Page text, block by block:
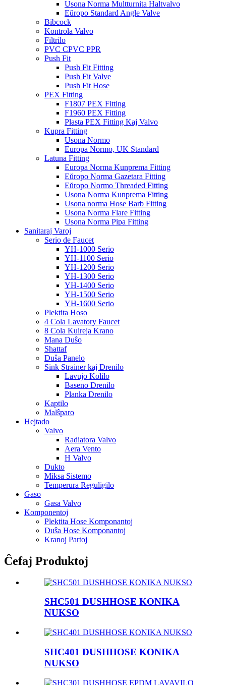
Usona Norma Multturnita Haltvalvo
Eŭropo Standard Angle Valve
Bibcock
Kontrola Valvo
Filtrilo
PVC CPVC PPR
Push Fit
Push Fit Fitting
Push Fit Valve
Push Fit Hose
PEX Fitting
F1807 PEX Fitting
F1960 PEX Fitting
Plasta PEX Fitting Kaj Valvo
Kupra Fitting
Usona Normo
Europa Normo, UK Standard
Latuna Fitting
Europa Norma Kunprema Fitting
Eŭropo Norma Gazetara Fitting
Eŭropo Normo Threaded Fitting
Usona Norma Kunprema Fitting
Usona norma Hose Barb Fitting
Usona Norma Flare Fitting
Usona Norma Pipa Fitting
Sanitaraj Varoj
Serio de Faucet
YH-1000 Serio
YH-1100 Serio
YH-1200 Serio
YH-1300 Serio
YH-1400 Serio
YH-1500 Serio
YH-1600 Serio
Plektita Hoso
4 Cola Lavatory Faucet
8 Cola Kuireja Krano
Mana Duŝo
Shattaf
Duŝa Panelo
Sink Strainer kaj Drenilo
Lavujo Kolilo
Baseno Drenilo
Planka Drenilo
Kaptilo
Malŝparo
Hejtado
Valvo
Radiatora Valvo
Aera Vento
H Valvo
Dukto
Miksa Sistemo
Temperura Reguligilo
Gaso
Gasa Valvo
Komponentoj
Plektita Hose Komponantoj
Duŝa Hose Komponantoj
Kranoj Partoj
Ĉefaj Produktoj
SHC501 DUSHHOSE KONIKA
NUKSO
SHC401 DUSHHOSE KONIKA
NUKSO